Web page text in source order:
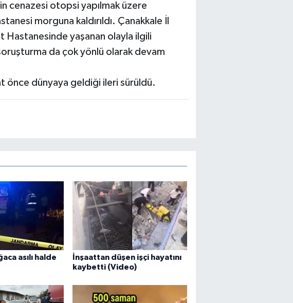
cenazesi otopsi yapılmak üzere
morguna kaldırıldı. Çanakkale İl
Hastanesinde yaşanan olayla ilgili
da çok yönlü olarak devam
önce dünyaya geldiği ileri sürüldü.
asılı halde
İnşaattan düşen işçi hayatını
kaybetti (Video)